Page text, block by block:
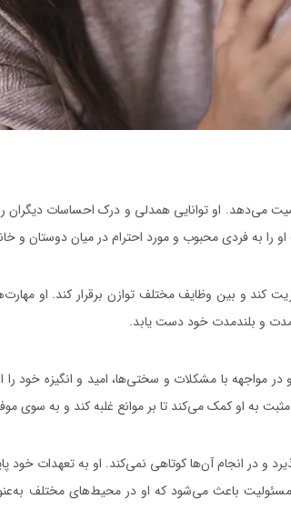
می‌دهد. او توانایی همدلی و درک احساسات دیگران را
فردی محبوب و مورد احترام در میان دوستان و
کند و بین وظایف مختلف توازن برقرار کند. او
و بلندمدت خود دست یابد.
مواجهه با مشکلات و سختی‌ها، امید و انگیزه خود
به او کمک می‌کند تا بر موانع غلبه کند و به سوی
در انجام آن‌ها کوتاهی نمی‌کند. او به تعهدات خود
باعث می‌شود که او در محیط‌های مختلف